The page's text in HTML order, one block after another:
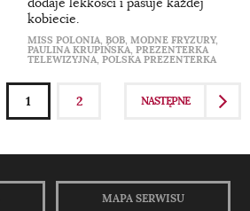
kobiecie.
MISS POLONIA, BOB, MODNE FRYZURY,
PAULINA KRUPIŃSKA, PREZENTERKA
TELEWIZYJNA, POLSKA PREZENTERKA
1 2 NASTĘPNE
MAPA SERWISU